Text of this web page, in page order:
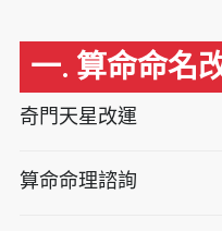
一. 算命命名
奇門天星改運
算命命理諮詢